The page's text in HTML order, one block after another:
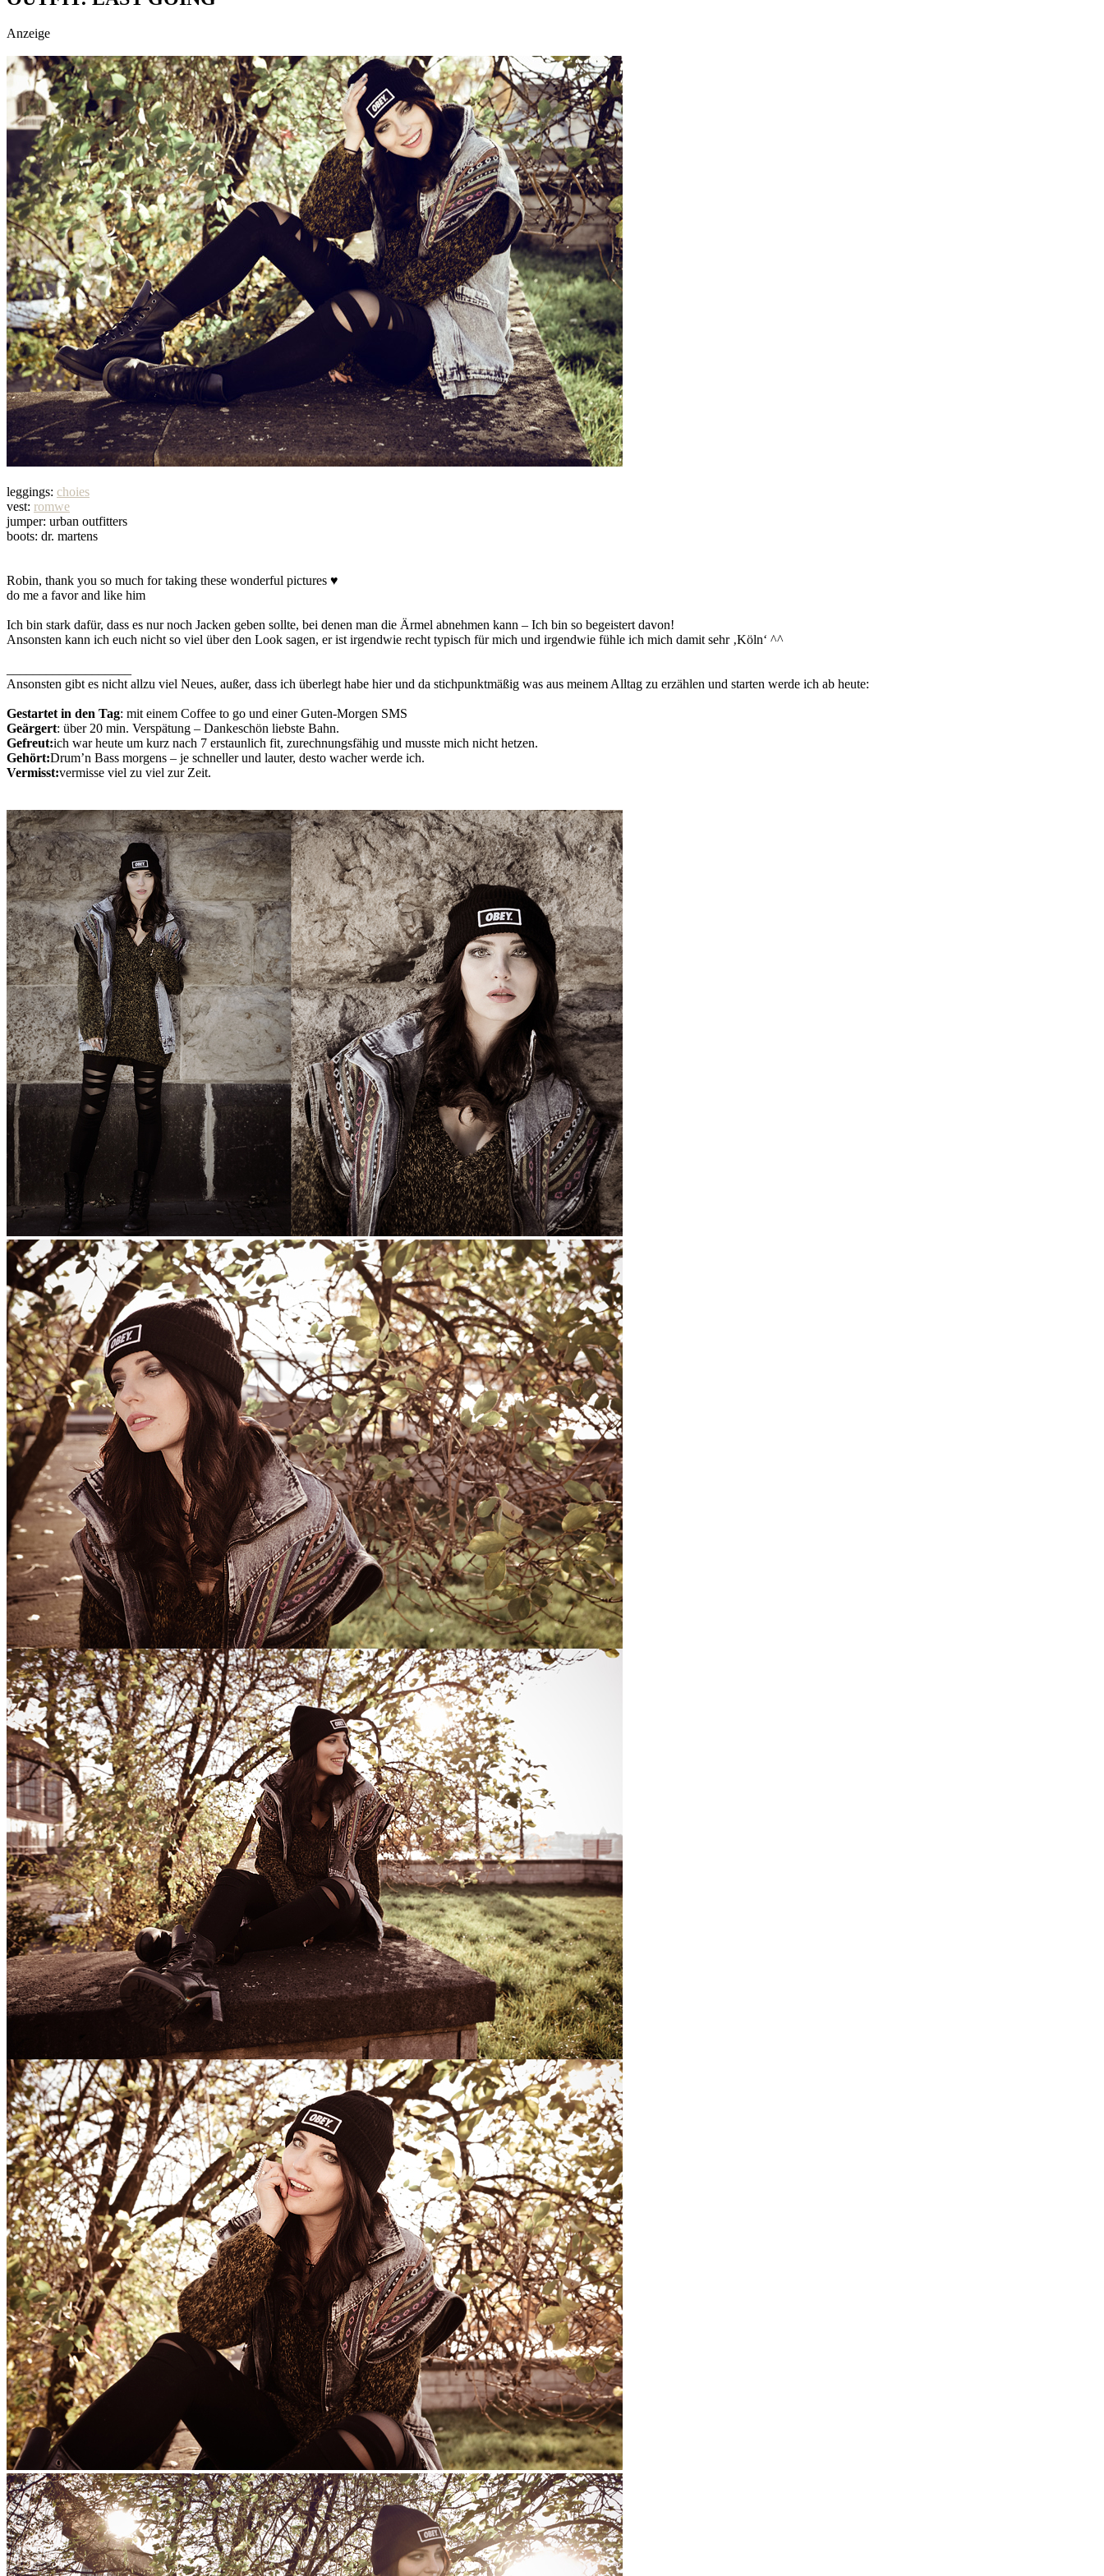
Anzeige
leggings: choies
vest: romwe
jumper: urban outfitters
boots: dr. martens
Robin, thank you so much for taking these wonderful pictures ♥
do me a favor and like him
Ich bin stark dafür, dass es nur noch Jacken geben sollte, bei denen man die Ärmel abnehmen kann – Ich bin so begeistert davon!
Ansonsten kann ich euch nicht so viel über den Look sagen, er ist irgendwie recht typisch für mich und irgendwie fühle ich mich damit sehr ‚Köln‘ ^^
Ansonsten gibt es nicht allzu viel Neues, außer, dass ich überlegt habe hier und da stichpunktmäßig was aus meinem Alltag zu erzählen und starten werde ich ab heute:
Gestartet in den Tag: mit einem Coffee to go und einer Guten-Morgen SMS
Geärgert: über 20 min. Verspätung – Dankeschön liebste Bahn.
Gefreut:ich war heute um kurz nach 7 erstaunlich fit, zurechnungsfähig und musste mich nicht hetzen.
Gehört:Drum’n Bass morgens – je schneller und lauter, desto wacher werde ich.
Vermisst:vermisse viel zu viel zur Zeit.